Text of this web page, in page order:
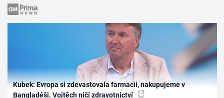
Kubek: Evropa si zdevastovala farmacii, nakupujeme v
Bangladéši. Vojtěch ničí zdravotnictví